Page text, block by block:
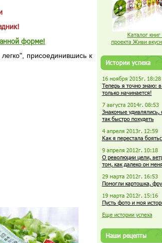
форме!
присоединившись к
Каталог книг
проекта Живи
Истории успеха
16 ноября 2015г. 18:28
Теперь я точно знаю:
только начинается!
7 августа 2014г. 08:53
Знакомые удивлялись,
так быстро похудеть
4 апреля 2013г. 12:59
Как я перестала
9 апреля 2012г. 10:18
О революции цели,
том, как далеко он
29 марта 2012г. 16:53
Помогли картошка,
19 марта 2012г. 15:16
Пусть фото и моя
Еще истории успеха
Наши рецепты